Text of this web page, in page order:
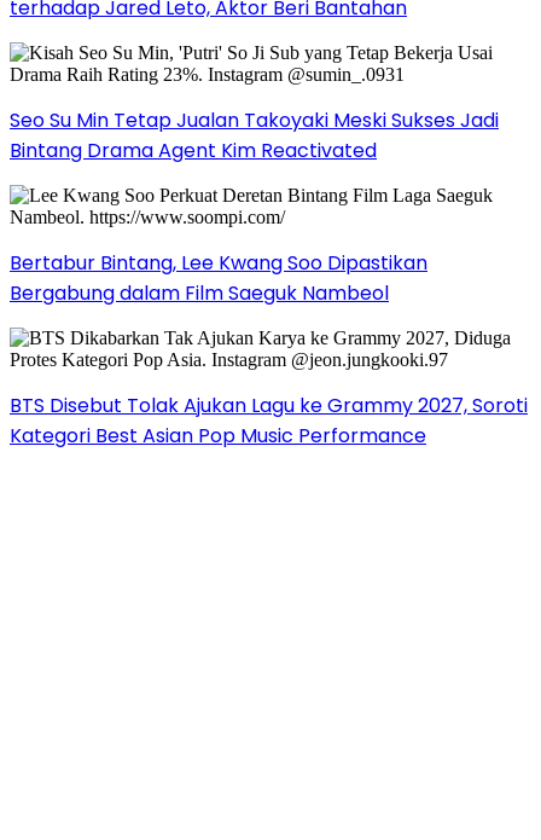
terhadap Jared Leto, Aktor Beri Bantahan
Seo Su Min Tetap Jualan Takoyaki Meski Sukses Jadi
Bintang Drama Agent Kim Reactivated
Bertabur Bintang, Lee Kwang Soo Dipastikan
Bergabung dalam Film Saeguk Nambeol
BTS Disebut Tolak Ajukan Lagu ke Grammy 2027, Soroti
Kategori Best Asian Pop Music Performance